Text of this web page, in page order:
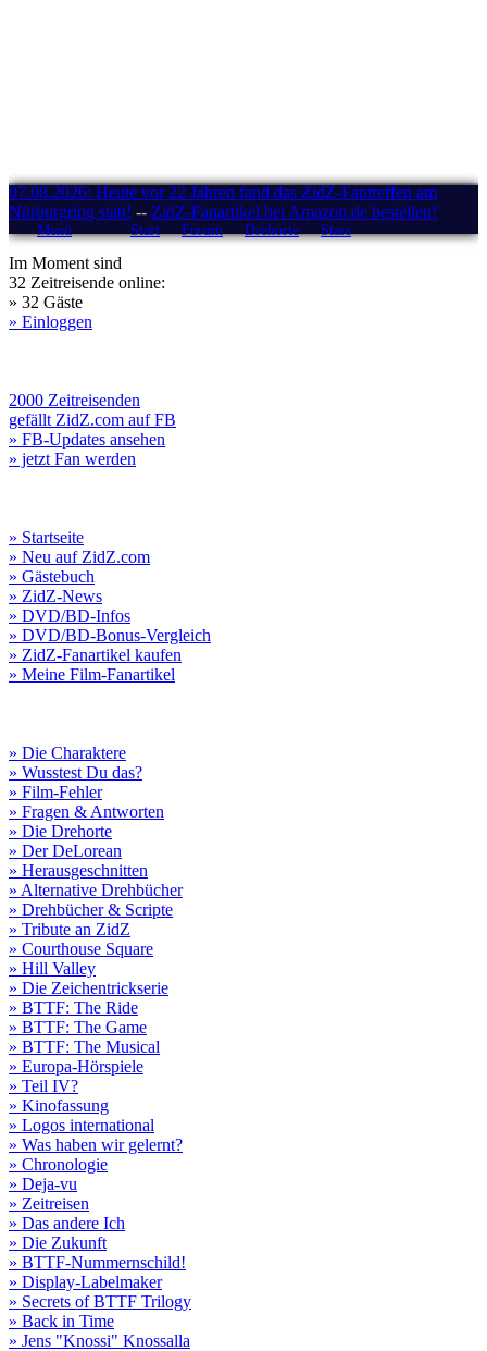
07.08.2026: Heute vor 22 Jahren fand das ZidZ-Fantreffen am
Nürburgring statt! -- ZidZ-Fanartikel bei Amazon.de bestellen!
Menü Start Forum Drehorte Stars
Im Moment sind
32 Zeitreisende online:
» 32 Gäste
» Einloggen
2000 Zeitreisenden
gefällt ZidZ.com auf FB
» FB-Updates ansehen
» jetzt Fan werden
» Startseite
» Neu auf ZidZ.com
» Gästebuch
» ZidZ-News
» DVD/BD-Infos
» DVD/BD-Bonus-Vergleich
» ZidZ-Fanartikel kaufen
» Meine Film-Fanartikel
» Die Charaktere
» Wusstest Du das?
» Film-Fehler
» Fragen & Antworten
» Die Drehorte
» Der DeLorean
» Herausgeschnitten
» Alternative Drehbücher
» Drehbücher & Scripte
» Tribute an ZidZ
» Courthouse Square
» Hill Valley
» Die Zeichentrickserie
» BTTF: The Ride
» BTTF: The Game
» BTTF: The Musical
» Europa-Hörspiele
» Teil IV?
» Kinofassung
» Logos international
» Was haben wir gelernt?
» Chronologie
» Deja-vu
» Zeitreisen
» Das andere Ich
» Die Zukunft
» BTTF-Nummernschild!
» Display-Labelmaker
» Secrets of BTTF Trilogy
» Back in Time
» Jens "Knossi" Knossalla